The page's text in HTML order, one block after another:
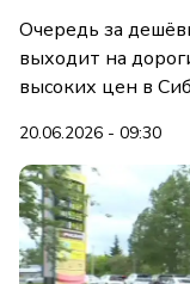
Очередь за
выходит на
высоких цен в
20.06.2026 - 09:30